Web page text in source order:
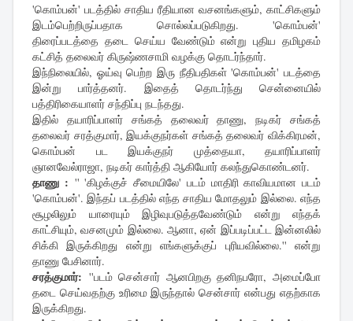
'கொம்பன்' படத்தில் சாதிய ரீதியான வசனங்களும், காட்சிகளும்
இடம்பெற்றிருப்பதாக சொல்லப்படுகிறது. 'கொம்பன்'
திரைப்படத்தை தடை செய்ய வேண்டும் என்று புதிய தமிழகம்
கட்சித் தலைவர் கிருஷ்ணசாமி வழக்கு தொடர்ந்தார்.
இந்நிலையில், ஓய்வு பெற்ற இரு நீதிபதிகள் 'கொம்பன்' படத்தை
இன்று பார்த்தனர். இதைத் தொடர்ந்து சென்னையில்
பத்திரிகையாளர் சந்திப்பு நடந்தது.
இதில் தயாரிப்பாளர் சங்கத் தலைவர் தாணு, நடிகர் சங்கத்
தலைவர் சரத்குமார், இயக்குநர்கள் சங்கத் தலைவர் விக்கிரமன்,
கொம்பன் பட இயக்குநர் முத்தையா, தயாரிப்பாளர்
ஞானவேல்ராஜா, நடிகர் கார்த்தி ஆகியோர் கலந்துகொண்டனர்.
தாணு : '' 'கிழக்குச் சீமையிலே' படம் மாதிரி காவியமான படம்
'கொம்பன்'. இந்தப் படத்தில் எந்த சாதிய மோதலும் இல்லை. எந்த
சூழலிலும் யாரையும் இழிவுபடுத்தவேண்டும் என்று எந்தக்
காட்சியும், வசனமும் இல்லை. ஆனா, ஏன் இப்படிப்பட்ட இன்னலில்
சிக்கி இருக்கிறது என்று எங்களுக்குப் புரியவில்லை.'' என்று
தாணு பேசினார்.
சரத்குமார்: ''படம் சென்சார் ஆனபிறகு தனிநபரோ, அமைப்போ
தடை செய்வதற்கு உரிமை இருந்தால் சென்சார் என்பது எதற்காக
இருக்கிறது.